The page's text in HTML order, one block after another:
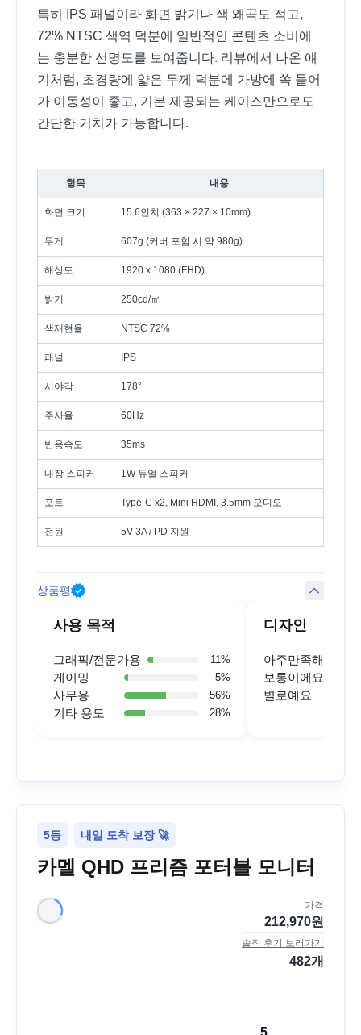
특히 IPS 패널이라 화면 밝기나 색 왜곡도 적고,
72% NTSC 색역 덕분에 일반적인 콘텐츠 소비에
는 충분한 선명도를 보여줍니다. 리뷰에서 나온 얘
기처럼, 초경량에 얇은 두께 덕분에 가방에 쏙 들어
가 이동성이 좋고, 기본 제공되는 케이스만으로도
간단한 거치가 가능합니다.
항목 내용
화면 크기 15.6인치 (363 × 227 × 10mm)
무게 607g (커버 포함 시 약 980g)
해상도 1920 x 1080 (FHD)
밝기 250cd/㎡
색재현율 NTSC 72%
패널 IPS
시야각 178°
주사율 60Hz
반응속도 35ms
내장 스피커 1W 듀얼 스피커
포트 Type-C x2, Mini HDMI, 3.5mm 오디오
전원 5V 3A / PD 지원
상품평
사용 목적
그래픽/전문가용 11%
게이밍 5%
사무용 56%
기타 용도 28%
디자인
아주만족해요
보통이에요
별로예요
5등 내일 도착 보장 🚀
카멜 QHD 프리즘 포터블 모니터
가격
212,970원
솔직 후기 보러가기
482개
5